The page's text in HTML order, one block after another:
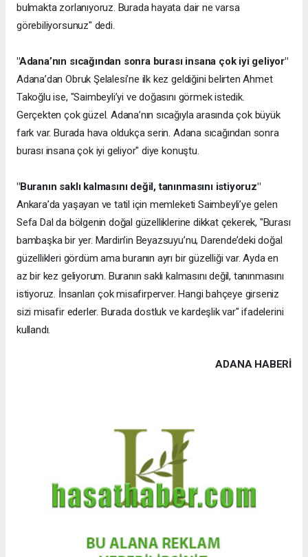
bulmakta zorlanıyoruz. Burada hayata dair ne varsa
görebiliyorsunuz" dedi.
"Adana’nın sıcağından sonra burası insana çok iyi geliyor"
Adana’dan Obruk Şelalesi’ne ilk kez geldiğini belirten Ahmet
Takoğlu ise, "Saimbeyli’yi ve doğasını görmek istedik.
Gerçekten çok güzel. Adana’nın sıcağıyla arasında çok büyük
fark var. Burada hava oldukça serin. Adana sıcağından sonra
burası insana çok iyi geliyor" diye konuştu.
"Buranın saklı kalmasını değil, tanınmasını istiyoruz"
Ankara’da yaşayan ve tatil için memleketi Saimbeyli’ye gelen
Sefa Dal da bölgenin doğal güzelliklerine dikkat çekerek, "Burası
bambaşka bir yer. Mardin’in Beyazsuyu’nu, Darende’deki doğal
güzellikleri gördüm ama buranın ayrı bir güzelliği var. Ayda en
az bir kez geliyorum. Buranın saklı kalmasını değil, tanınmasını
istiyoruz. İnsanları çok misafirperver. Hangi bahçeye girseniz
sizi misafir ederler. Burada dostluk ve kardeşlik var" ifadelerini
kullandı.
ADANA HABERİ